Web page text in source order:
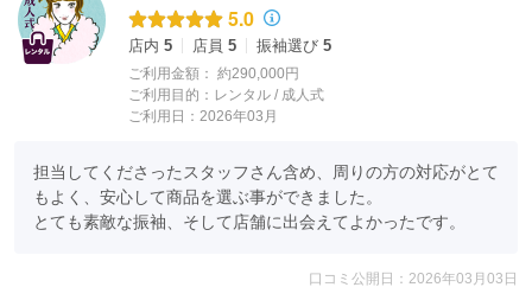
5.0
店内 5 店員 5 振袖選び 5
ご利用金額： 約290,000円
ご利用目的： レンタル / 成人式
ご利用日：2026年03月
担当してくださったスタッフさん含め、周りの方の対応がとて
もよく、安心して商品を選ぶ事ができました。
とても素敵な振袖、そして店舗に出会えてよかったです。
口コミ公開日：2026年03月03日